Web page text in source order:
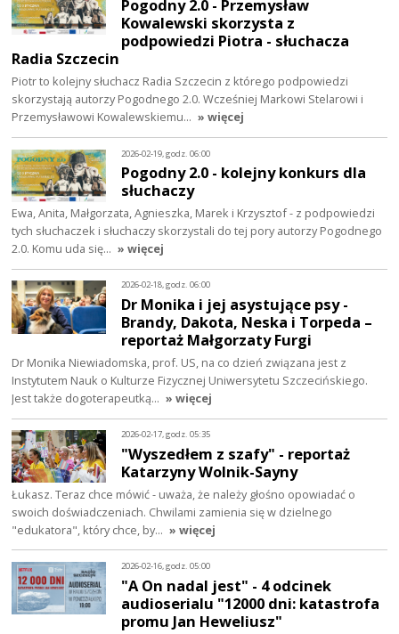
Pogodny 2.0 - Przemysław
Kowalewski skorzysta z
podpowiedzi Piotra - słuchacza
Radia Szczecin
Piotr to kolejny słuchacz Radia Szczecin z którego podpowiedzi
skorzystają autorzy Pogodnego 2.0. Wcześniej Markowi Stelarowi i
Przemysławowi Kowalewskiemu… » więcej
2026-02-19, godz. 06:00
Pogodny 2.0 - kolejny konkurs dla
słuchaczy
Ewa, Anita, Małgorzata, Agnieszka, Marek i Krzysztof - z podpowiedzi
tych słuchaczek i słuchaczy skorzystali do tej pory autorzy Pogodnego
2.0. Komu uda się… » więcej
2026-02-18, godz. 06:00
Dr Monika i jej asystujące psy -
Brandy, Dakota, Neska i Torpeda –
reportaż Małgorzaty Furgi
Dr Monika Niewiadomska, prof. US, na co dzień związana jest z
Instytutem Nauk o Kulturze Fizycznej Uniwersytetu Szczecińskiego.
Jest także dogoterapeutką… » więcej
2026-02-17, godz. 05:35
"Wyszedłem z szafy" - reportaż
Katarzyny Wolnik-Sayny
Łukasz. Teraz chce mówić - uważa, że należy głośno opowiadać o
swoich doświadczeniach. Chwilami zamienia się w dzielnego
"edukatora", który chce, by… » więcej
2026-02-16, godz. 05:00
"A On nadal jest" - 4 odcinek
audioserialu "12000 dni: katastrofa
promu Jan Heweliusz"